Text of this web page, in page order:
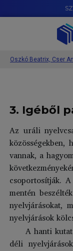
3. Igéből
Az uráli
közösségekben,
vannak, a
csoportosítják.
mentén
nyelvjárásokat,
nyelvjárások
A hanti
déli